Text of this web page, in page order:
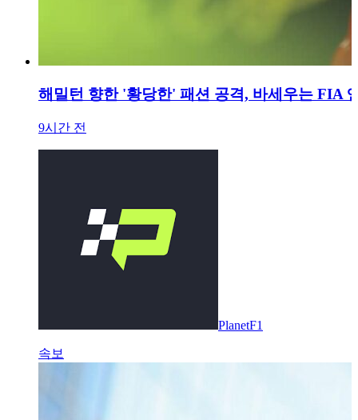
해밀턴 향한 '황당한' 패션 공격, 바세우는 FIA
9시간 전
PlanetF1
속보